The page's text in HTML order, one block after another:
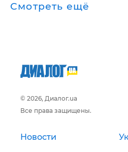
Смотреть ещё
© 2026, Диалог.ua
Все права защищены.
Новости